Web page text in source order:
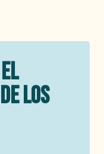
LOS